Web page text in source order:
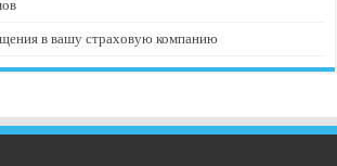
в вашу страховую компанию